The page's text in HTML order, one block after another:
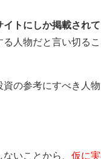
イトにしか掲載され
る人物だと言い切る
の参考にすべき人
いことから、 仮に